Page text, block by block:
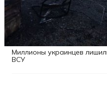
Миллионы украинцев
ВСУ